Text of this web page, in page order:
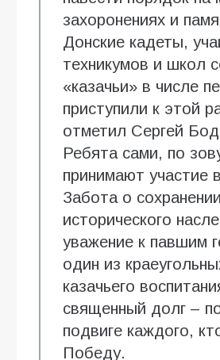
захоронениях и
Донские кадеты,
техникумов и школ
«казачьи» в числе
приступили к этой
отметил Сергей
Ребята сами, по
принимают участие
Забота о сохранении
исторического
уважение к павшим
один из
казачьего
священный долг –
подвиге каждого,
Победу.